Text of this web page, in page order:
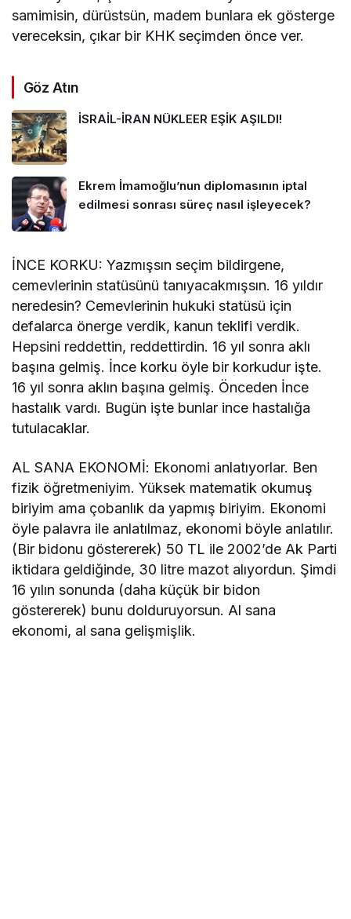
samimisin, dürüstsün, madem bunlara ek gösterge
vereceksin, çıkar bir KHK seçimden önce ver.
Göz Atın
İSRAİL-İRAN NÜKLEER EŞİK AŞILDI!
Ekrem İmamoğlu’nun diplomasının iptal
edilmesi sonrası süreç nasıl işleyecek?
İNCE KORKU: Yazmışsın seçim bildirgene,
cemevlerinin statüsünü tanıyacakmışsın. 16 yıldır
neredesin? Cemevlerinin hukuki statüsü için
defalarca önerge verdik, kanun teklifi verdik.
Hepsini reddettin, reddettirdin. 16 yıl sonra aklı
başına gelmiş. İnce korku öyle bir korkudur işte.
16 yıl sonra aklın başına gelmiş. Önceden İnce
hastalık vardı. Bugün işte bunlar ince hastalığa
tutulacaklar.
AL SANA EKONOMİ: Ekonomi anlatıyorlar. Ben
fizik öğretmeniyim. Yüksek matematik okumuş
biriyim ama çobanlık da yapmış biriyim. Ekonomi
öyle palavra ile anlatılmaz, ekonomi böyle anlatılır.
(Bir bidonu göstererek) 50 TL ile 2002’de Ak Parti
iktidara geldiğinde, 30 litre mazot alıyordun. Şimdi
16 yılın sonunda (daha küçük bir bidon
göstererek) bunu dolduruyorsun. Al sana
ekonomi, al sana gelişmişlik.